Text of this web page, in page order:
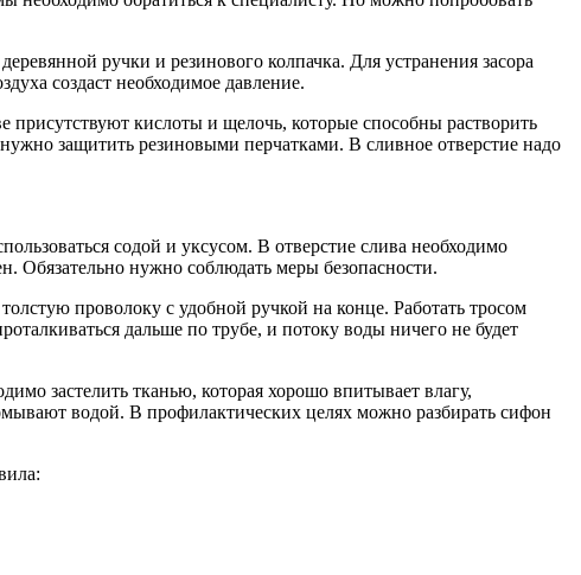
ручки и резинового колпачка. Для устранения засора
создаст необходимое давление.
кислоты и щелочь, которые способны растворить
защитить резиновыми перчатками. В сливное отверстие надо
содой и уксусом. В отверстие слива необходимо
Обязательно нужно соблюдать меры безопасности.
проволоку с удобной ручкой на конце. Работать тросом
дальше по трубе, и потоку воды ничего не будет
застелить тканью, которая хорошо впитывает влагу,
водой. В профилактических целях можно разбирать сифон